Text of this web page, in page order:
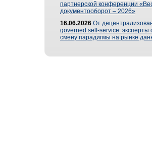
партнерской конференции
документооборот – 2026»
16.06.2026 От
governed self-service: эксперты
смену парадигмы на рынке